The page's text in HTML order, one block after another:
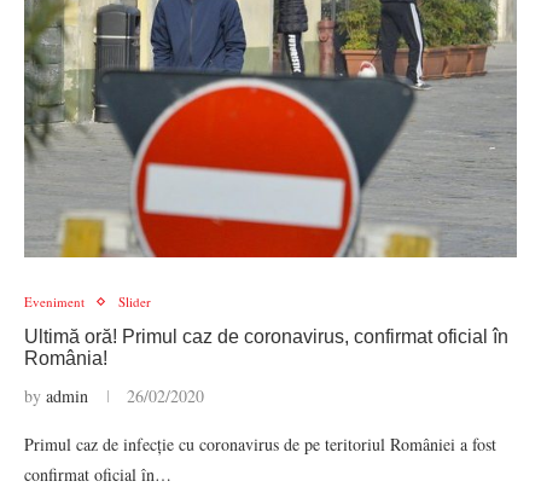
Eveniment Slider
Ultimă oră! Primul caz de coronavirus, confirmat oficial în
România!
by admin 26/02/2020
Primul caz de infecție cu coronavirus de pe teritoriul României a fost
confirmat oficial în…